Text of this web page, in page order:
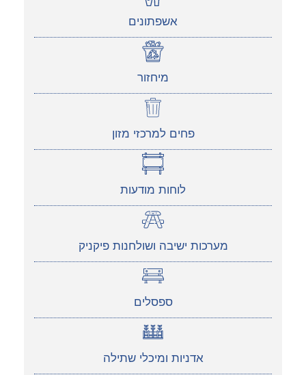
אשפתונים
מיחזור
פחים למרכזי מזון
לוחות מודעות
מערכות ישיבה ושולחנות פיקניק
ספסלים
אדניות ומיכלי שתילה